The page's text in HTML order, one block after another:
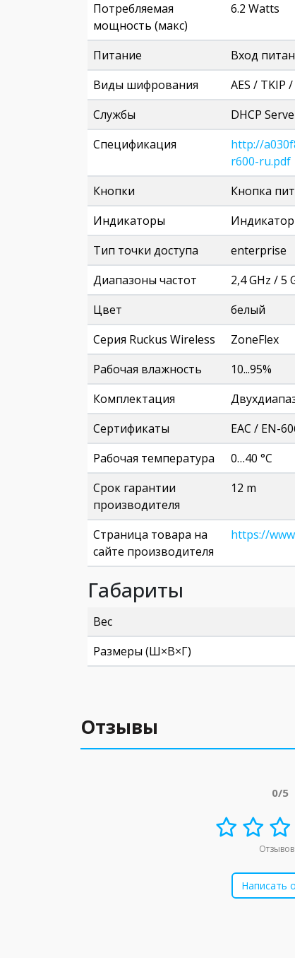
Потребляемая
мощность (макс)
6.2 Watts
Питание
Вход
Виды шифрования
AES / TKIP
Службы
DHCP
Спецификация
http://
r600-ru.pdf
Кнопки
Кнопка
Индикаторы
Тип точки доступа
enterprise
Диапазоны частот
2,4 GHz / 5
Цвет
белый
Серия Ruckus Wireless
ZoneFlex
Рабочая влажность
10...95%
Комплектация
Сертификаты
EAC / EN-
Рабочая температура
0…40 °C
Срок гарантии
производителя
12 m
Страница товара на
сайте производителя
https://
Габариты
Вес
Размеры (Ш×В×Г)
Отзывы
0/5
Написать